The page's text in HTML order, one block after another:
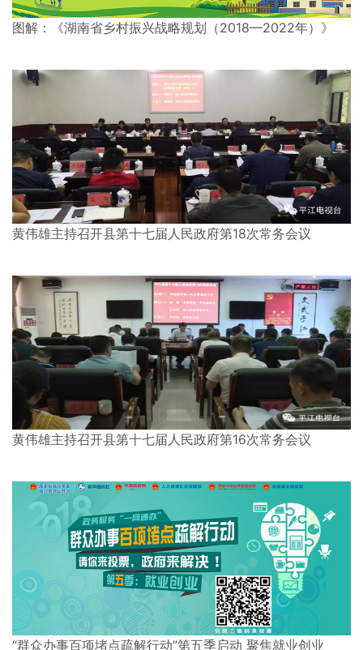
图解：《湖南省乡村振兴战略规划（2018—2022年）》
黄伟雄主持召开县第十七届人民政府第18次常务会议
黄伟雄主持召开县第十七届人民政府第16次常务会议
“群众办事百项堵点疏解行动”第五季启动 聚焦就业创业